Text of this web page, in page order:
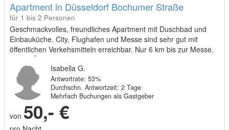
Geschmackvolles, freundliches Apartment mit Duschbad und
Einbauküche. City, Flughafen und Messe sind sehr gut mit
öffentlichen Verkehsmitteln erreichbar. Nur 6 km bis zur Messe.
FREI FÜR DIE INTERPACK UND DEN ESC
Isabella G.
Durchschn. Antwortzeit: 2 Tage
Mehrfach Buchungen als Gastgeber
von 50,- €
pro Nacht
Buchung anfragen